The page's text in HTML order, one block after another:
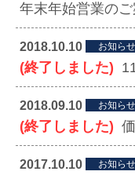
年末年始営業のご
2018.10.10 お知らせ
(終了しました)
2018.09.10 お知らせ
(終了しました) 価
2017.10.10 お知らせ